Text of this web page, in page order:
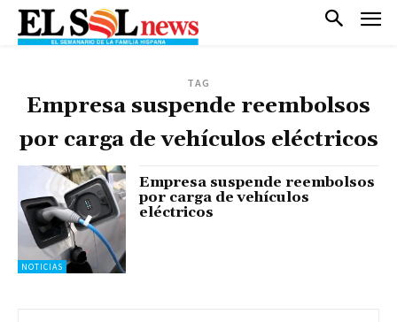
TAG
Empresa suspende reembolsos
por carga de vehículos eléctricos
NOTICIAS
Empresa suspende reembolsos
por carga de vehículos
eléctricos